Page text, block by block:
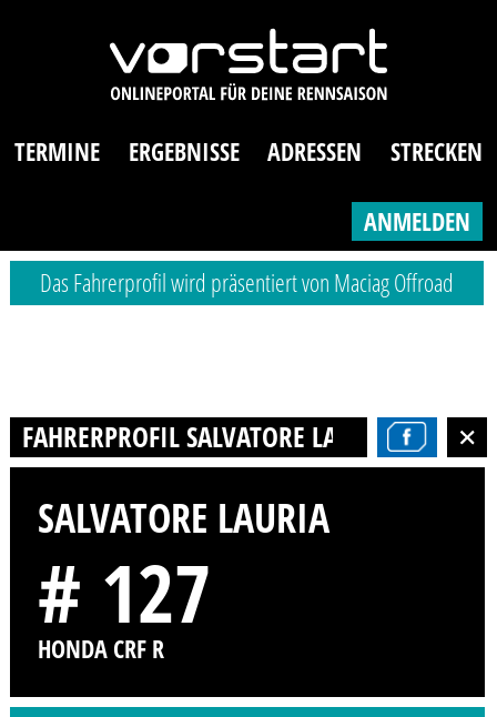
TERMINE ERGEBNISSE ADRESSEN STRECKEN
ANMELDEN
Das Fahrerprofil wird präsentiert von Maciag Offroad
FAHRERPROFIL SALVATORE LAURIA
SALVATORE LAURIA
# 127
HONDA CRF R